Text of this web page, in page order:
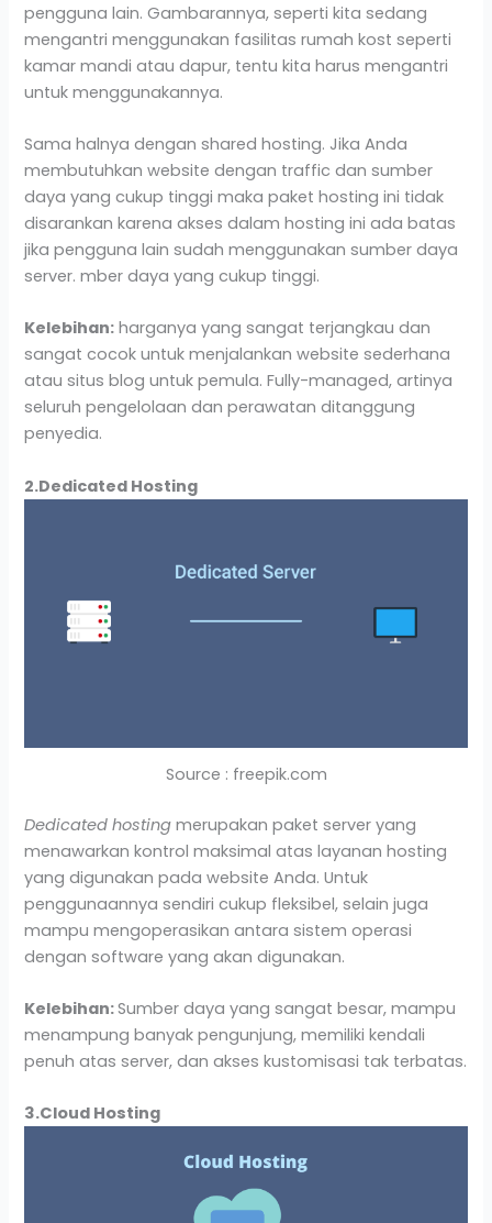
pengguna lain. Gambarannya, seperti kita sedang
mengantri menggunakan fasilitas rumah kost seperti
kamar mandi atau dapur, tentu kita harus mengantri
untuk menggunakannya.
Sama halnya dengan shared hosting. Jika Anda
membutuhkan website dengan traffic dan sumber
daya yang cukup tinggi maka paket hosting ini tidak
disarankan karena akses dalam hosting ini ada batas
jika pengguna lain sudah menggunakan sumber daya
server. mber daya yang cukup tinggi.
Kelebihan: harganya yang sangat terjangkau dan
sangat cocok untuk menjalankan website sederhana
atau situs blog untuk pemula. Fully-managed, artinya
seluruh pengelolaan dan perawatan ditanggung
penyedia.
2.Dedicated Hosting
Source : freepik.com
Dedicated hostingmerupakan paket server yang
menawarkan kontrol maksimal atas layanan hosting
yang digunakan pada website Anda. Untuk
penggunaannya sendiri cukup fleksibel, selain juga
mampu mengoperasikan antara sistem operasi
dengan software yang akan digunakan.
Kelebihan:Sumber daya yang sangat besar, mampu
menampung banyak pengunjung, memiliki kendali
penuh atas server, dan akses kustomisasi tak terbatas.
3.Cloud Hosting